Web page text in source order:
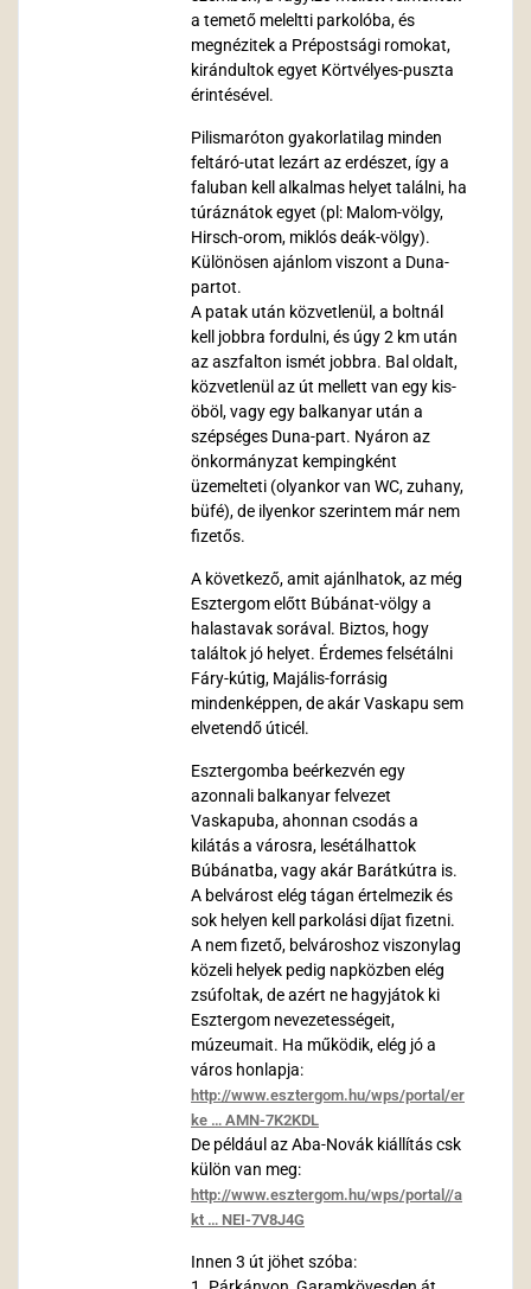
a temető meleltti parkolóba, és
megnézitek a Prépostsági romokat,
kirándultok egyet Körtvélyes-puszta
érintésével.
Pilismaróton gyakorlatilag minden
feltáró-utat lezárt az erdészet, így a
faluban kell alkalmas helyet találni, ha
túráznátok egyet (pl: Malom-völgy,
Hirsch-orom, miklós deák-völgy).
Különösen ajánlom viszont a Duna-
partot.
A patak után közvetlenül, a boltnál
kell jobbra fordulni, és úgy 2 km után
az aszfalton ismét jobbra. Bal oldalt,
közvetlenül az út mellett van egy kis-
öböl, vagy egy balkanyar után a
szépséges Duna-part. Nyáron az
önkormányzat kempingként
üzemelteti (olyankor van WC, zuhany,
büfé), de ilyenkor szerintem már nem
fizetős.
A következő, amit ajánlhatok, az még
Esztergom előtt Búbánat-völgy a
halastavak sorával. Biztos, hogy
találtok jó helyet. Érdemes felsétálni
Fáry-kútig, Majális-forrásig
mindenképpen, de akár Vaskapu sem
elvetendő úticél.
Esztergomba beérkezvén egy
azonnali balkanyar felvezet
Vaskapuba, ahonnan csodás a
kilátás a városra, lesétálhattok
Búbánatba, vagy akár Barátkútra is.
A belvárost elég tágan értelmezik és
sok helyen kell parkolási díjat fizetni.
A nem fizető, belvároshoz viszonylag
közeli helyek pedig napközben elég
zsúfoltak, de azért ne hagyjátok ki
Esztergom nevezetességeit,
múzeumait. Ha működik, elég jó a
város honlapja:
http://www.esztergom.hu/wps/portal/er
ke … AMN-7K2KDL
De például az Aba-Novák kiállítás csk
külön van meg:
http://www.esztergom.hu/wps/portal//a
kt … NEI-7V8J4G
Innen 3 út jöhet szóba: